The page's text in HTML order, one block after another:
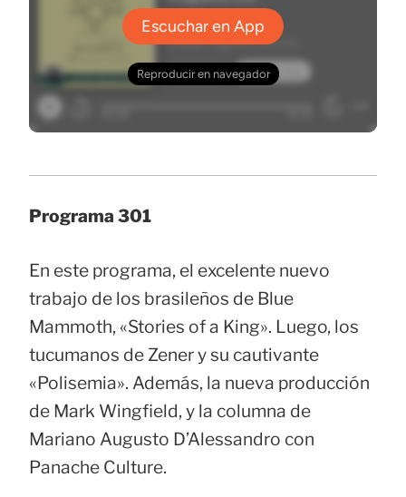
Programa 301
En este programa, el excelente nuevo
trabajo de los brasileños de Blue
Mammoth, «Stories of a King». Luego, los
tucumanos de Zener y su cautivante
«Polisemia». Además, la nueva producción
de Mark Wingfield, y la columna de
Mariano Augusto D’Alessandro con
Panache Culture.